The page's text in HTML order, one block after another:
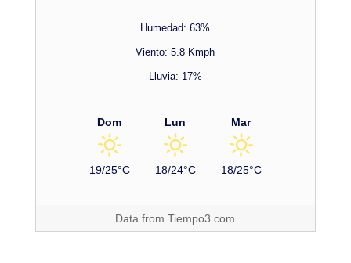
Humedad: 63%
Viento: 5.8 Kmph
Lluvia: 17%
Dom
19/25°C
Lun
18/24°C
Mar
18/25°C
Data fromTiempo3.com